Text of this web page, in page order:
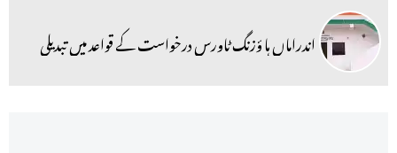
اندراماں ہا ؤزنگ ٹاورس درخواست کے قواعد میں تبدیلی